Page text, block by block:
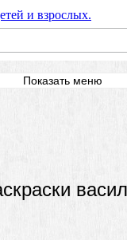
Показать меню